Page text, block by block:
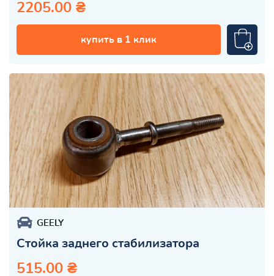
2205.00 ₴
купить в 1 клик
GEELY
Стойка заднего стабилизатора
515.00 ₴